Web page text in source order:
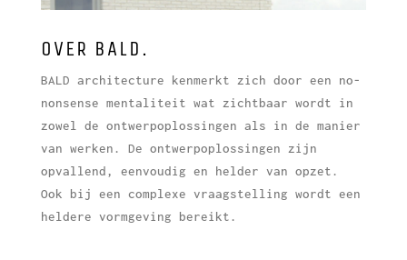
OVER BALD.
BALD architecture kenmerkt zich door een no-
nonsense mentaliteit wat zichtbaar wordt in
zowel de ontwerpoplossingen als in de manier
van werken. De ontwerpoplossingen zijn
opvallend, eenvoudig en helder van opzet.
Ook bij een complexe vraagstelling wordt een
heldere vormgeving bereikt.